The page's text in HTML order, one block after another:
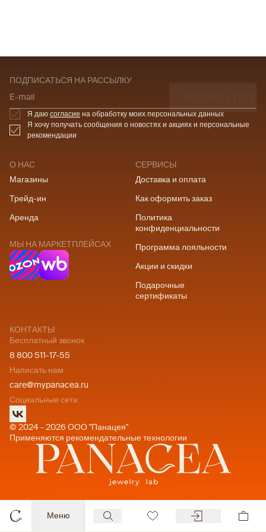
Меню
О НАС
Магазины
Трейд-ин
Аренда
МЫ НА МАРКЕТПЛЕЙСАХ
СЕРВИСЫ
Доставка и оплата
Как оформить заказ
Политика
конфиденциальности
Программа лояльности
Акции и скидки
Подарочные
сертификаты
КОНТАКТЫ
Бесплатный звонок
8 800 511-17-55
Написать нам
care@mypanacea.ru
Социальные сети
© 2024 - 2026 ООО "Панацея"
Применяются рекомендательные технологии
ПОДПИСАТЬСЯ НА РАССЫЛКУ
E-mail
Я даю согласие на обработку моих персональных данных
Я хочу получать сообщения о новостях и акциях и персональные
рекомендации